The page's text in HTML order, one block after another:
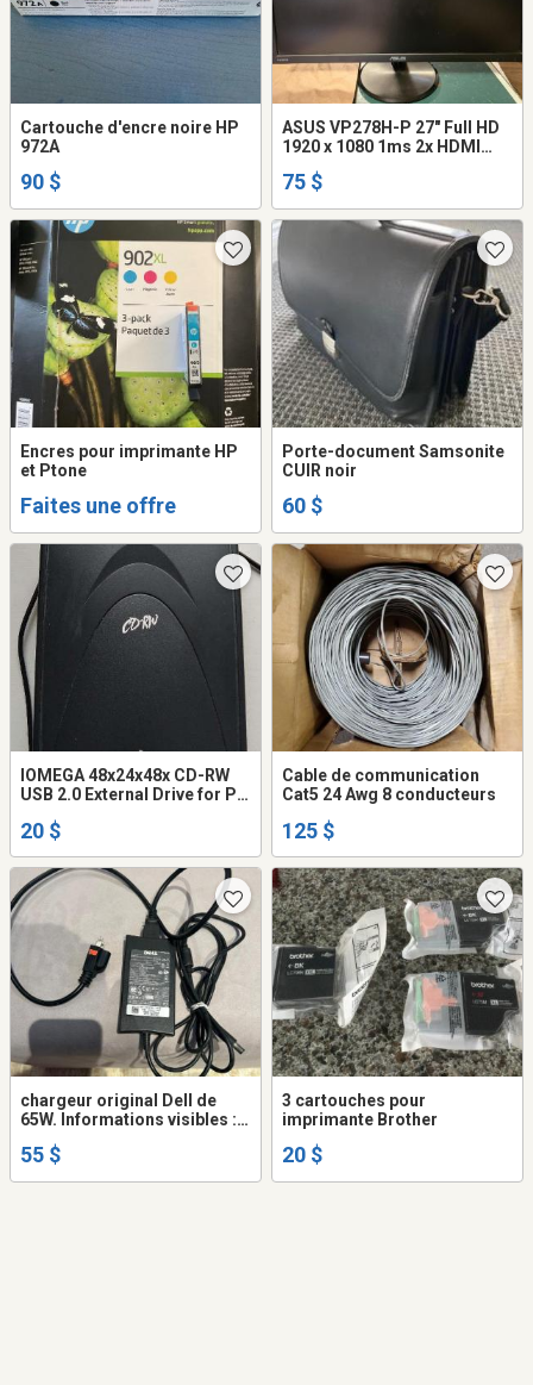
Cartouche d'encre noire HP
972A
90 $
ASUS VP278H-P 27" Full HD
1920 x 1080 1ms 2x HDMI
Monitor
75 $
Encres pour imprimante HP
et Ptone
Faites une offre
Porte-document Samsonite
CUIR noir
60 $
IOMEGA 48x24x48x CD-RW
USB 2.0 External Drive for PC
20 $
Cable de communication
Cat5 24 Awg 8 conducteurs
125 $
chargeur original Dell de
65W. Informations visibles : *
Sortie : 19.5V ⎓ 3.34A *
55 $
3 cartouches pour
imprimante Brother
20 $